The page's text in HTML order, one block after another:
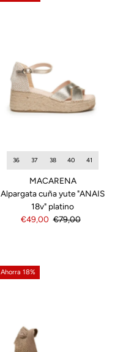
36 37 38 40 41
MACARENA
Alpargata cuña yute "ANAIS
18v" platino
Precio
€49,00 Precio
€79,00
Ahorra 18%